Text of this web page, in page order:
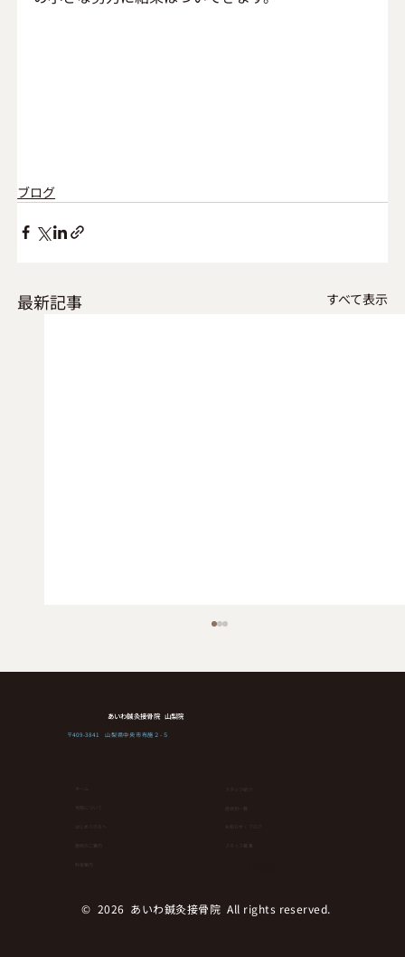
ブログ
最新記事 すべて表示
にランニングやウオーキングより効果が
あいわ鍼灸接骨院 山梨院
〒409-3841 山梨県中央市布施２-５
ホーム
はじめての方へ
⁨⁩施術のご案内
料金案内
スタッフ紹介
症状別一覧
お知らせ・ブログ
スタッフ募集
© 2026 あいわ鍼灸接骨院 All rights reserved.︎